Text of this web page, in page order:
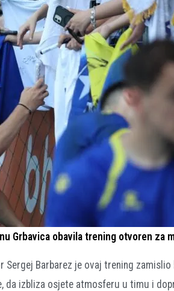
Grbavica obavila trening otvoren za
Barbarez je ovaj trening
da izbliza osjete atmosferu u timu i